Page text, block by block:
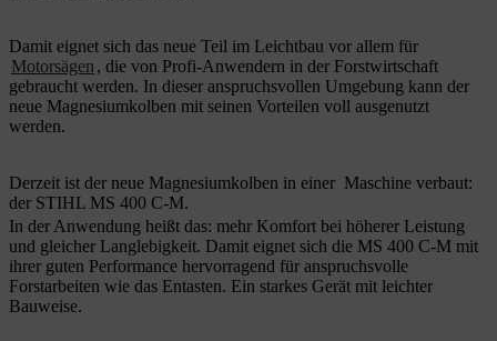
Damit eignet sich das neue Teil im Leichtbau vor allem für
Motorsägen , die von Profi-Anwendern in der Forstwirtschaft
gebraucht werden. In dieser anspruchsvollen Umgebung kann der
neue Magnesiumkolben mit seinen Vorteilen voll ausgenutzt
werden.
Derzeit ist der neue Magnesiumkolben in einer Maschine verbaut:
der STIHL MS 400 C-M.
In der Anwendung heißt das: mehr Komfort bei höherer Leistung
und gleicher Langlebigkeit. Damit eignet sich die MS 400 C-M mit
ihrer guten Performance hervorragend für anspruchsvolle
Forstarbeiten wie das Entasten. Ein starkes Gerät mit leichter
Bauweise.